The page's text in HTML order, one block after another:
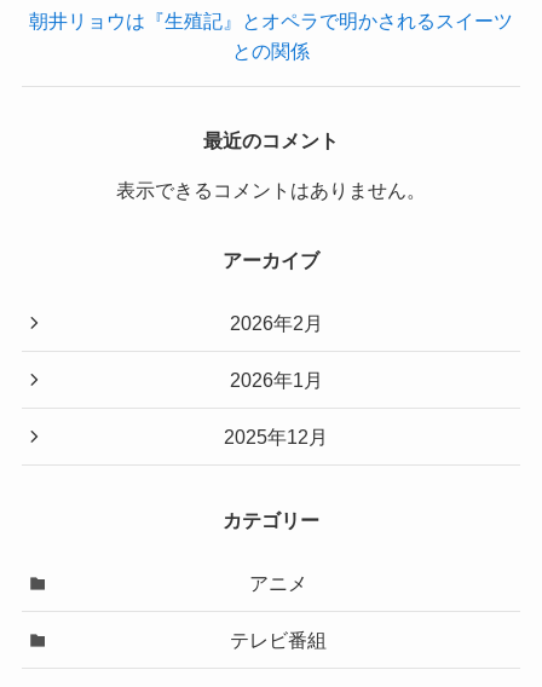
朝井リョウは『生殖記』とオペラで明かされるスイーツ
との関係
最近のコメント
表示できるコメントはありません。
アーカイブ
2026年2月
2026年1月
2025年12月
カテゴリー
アニメ
テレビ番組